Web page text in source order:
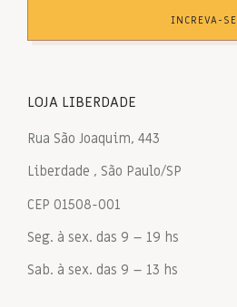
INCREVA-SE
LOJA LIBERDADE
Rua São Joaquim, 443
Liberdade , São Paulo/SP
CEP 01508-001
Seg. à sex. das 9 – 19 hs
Sab. à sex. das 9 – 13 hs